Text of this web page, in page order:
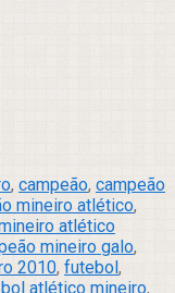
, campeão, campeão
mineiro atlético,
atlético
mineiro galo,
2010, futebol,
atlético mineiro,